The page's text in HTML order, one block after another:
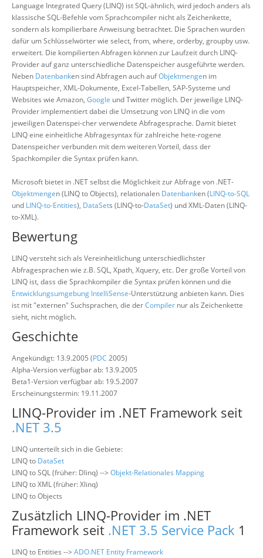
Language Integrated Query (LINQ) ist SQL-ähnlich, wird jedoch anders als
klassische SQL-Befehle vom Sprachcompiler nicht als Zeichenkette,
sondern als kompilierbare Anweisung betrachtet. Die Sprachen wurden
dafür um Schlüsselwörter wie select, from, where, orderby, groupby usw.
erweitert. Die kompilierten Abfragen können zur Laufzeit durch LINQ-
Provider auf ganz unterschiedliche Datenspeicher ausgeführte werden.
Neben Datenbanken sind Abfragen auch aufObjektmengen im
Hauptspeicher, XML-Dokumente, Excel-Tabellen, SAP-Systeme und
Websites wie Amazon, Google und Twitter möglich. Der jeweilige LINQ-
Provider implementiert dabei die Umsetzung von LINQ in die vom
jeweiligen Datenspei-cher verwendete Abfragesprache. Damit bietet
LINQ eine einheitliche Abfragesyntax für zahlreiche hete-rogene
Datenspeicher verbunden mit dem weiteren Vorteil, dass der
Spachkompiler die Syntax prüfen kann.
Microsoft bietet in .NET selbst die Möglichkeit zur Abfrage von .NET-
Objektmengen (LINQ to Objects), relationalen Datenbanken (LINQ-to-SQL
und LINQ-to-Entities), DataSets (LINQ-to-DataSet) und XML-Daten (LINQ-
to-XML).
Bewertung
LINQ versteht sich als Vereinheitlichung unterschiedlichster
Abfragesprachen wie z.B. SQL, Xpath, Xquery, etc. Der große Vorteil von
LINQ ist, dass die Sprachkompiler die Syntax prüfen können und die
Entwicklungsumgebung IntelliSense-Unterstützung anbieten kann. Dies
ist mit "externen" Suchsprachen, die derCompiler nur als Zeichenkette
sieht, nicht möglich.
Geschichte
Angekündigt: 13.9.2005 (PDC 2005)
Alpha-Version verfügbar ab: 13.9.2005
Beta1-Version verfügbar ab: 19.5.2007
Erscheinungstermin: 19.11.2007
LINQ-Provider im .NET Framework seit
.NET 3.5
LINQ unterteilt sich in die Gebiete:
LINQ to DataSet
LINQ to SQL (früher: Dlinq) --> Objekt-Relationales Mapping
LINQ to XML (früher: Xlinq)
LINQ to Objects
Zusätzlich LINQ-Provider im .NET
Framework seit .NET 3.5 Service Pack 1
LINQ to Entities --> ADO.NET Entity Framework